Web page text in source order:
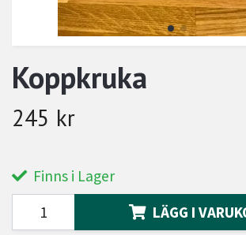
Koppkruka
245 kr
Finns i Lager
LÄGG I